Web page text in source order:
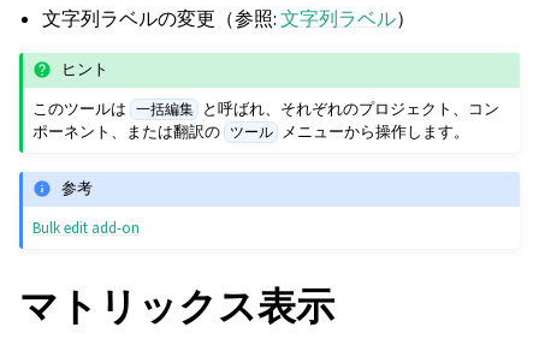
文字列ラベルの変更（参照:文字列ラベル）
ヒント
このツールは 一括編集 と呼ばれ、それぞれのプロジェクト、コン
ポーネント、または翻訳の ツール メニューから操作します。
参考
Bulk edit add-on
マトリックス表示